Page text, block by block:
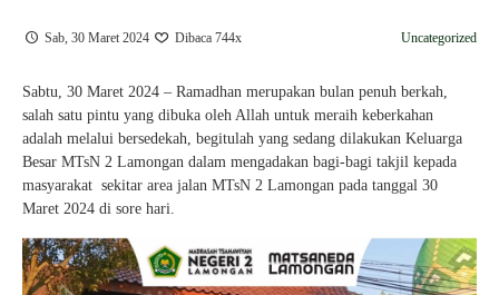
Sab, 30 Maret 2024 Dibaca 744x Uncategorized
Sabtu, 30 Maret 2024 – Ramadhan merupakan bulan penuh berkah,
salah satu pintu yang dibuka oleh Allah untuk meraih keberkahan
adalah melalui bersedekah, begitulah yang sedang dilakukan Keluarga
Besar MTsN 2 Lamongan dalam mengadakan bagi-bagi takjil kepada
masyarakat sekitar area jalan MTsN 2 Lamongan pada tanggal 30
Maret 2024 di sore hari.